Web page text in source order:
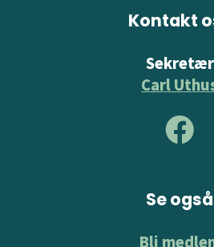
Kontakt
Sekretær
Carl
Se også
Bli